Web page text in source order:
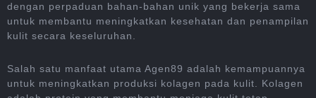
dengan perpaduan bahan-bahan unik yang bekerja sama
untuk membantu meningkatkan kesehatan dan penampilan
kulit secara keseluruhan.
Salah satu manfaat utama Agen89 adalah kemampuannya
untuk meningkatkan produksi kolagen pada kulit. Kolagen